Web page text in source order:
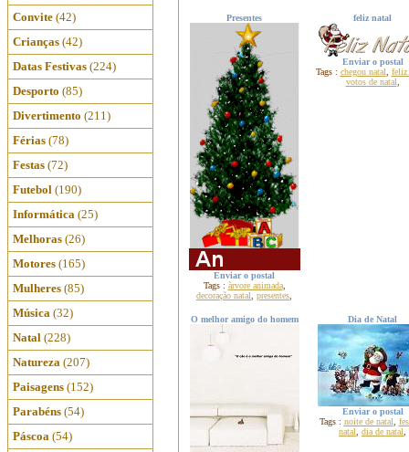
Convite (42)
Crianças (42)
Datas Festivas (224)
Desporto (85)
Divertimento (211)
Férias (78)
Festas (72)
Futebol (190)
Informática (25)
Melhoras (26)
Motores (165)
Mulheres (85)
Música (32)
Natal (228)
Natureza (207)
Paisagens (152)
Parabéns (54)
Páscoa (54)
Presentes
Enviar o postal
Tags : àrvore animada,
decoração natal
presentes
feliz natal
Enviar o postal
Tags : chegou natal
feliz
votos de natal
O melhor amigo do homem Dia de Natal
Enviar o postal
Tags : noite de natal
natal
dia de natal